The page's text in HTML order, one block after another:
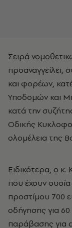
Σειρά
προαναγγείλει,
και φορέων,
Υποδομών και
κατά την
Οδικής
ολομέλεια της
Ειδικότερα, ο
που έχουν
προστίμου 700
οδήγησης για
παράβασης για